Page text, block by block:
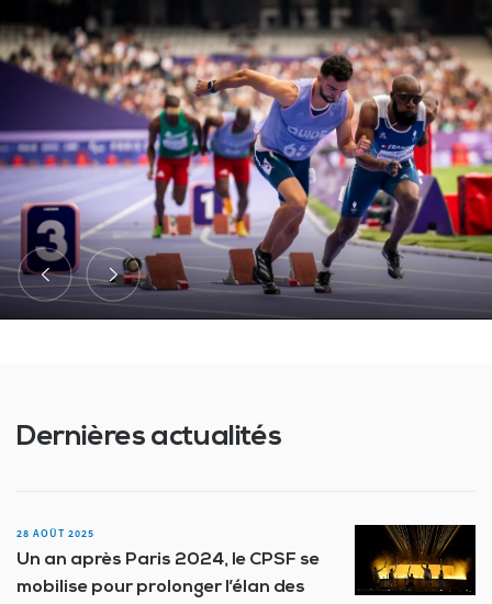
Dernières actualités
28 AOÛT 2025
Un an après Paris 2024, le CPSF se
mobilise pour prolonger l’élan des